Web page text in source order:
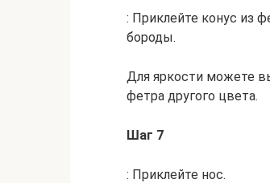
: Приклейте конус из
бороды.
Для яркости можете
фетра другого цвета.
Шаг 7
: Приклейте нос.